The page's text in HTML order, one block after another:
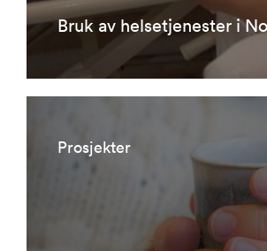
Bruk av helsetjenester i
Prosjekter